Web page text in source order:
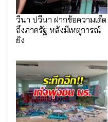
วีนา ปวีนา ฝากข้อความเด็ด
ถึงภาครัฐ หลังมีเหตุการณ์
ยิง